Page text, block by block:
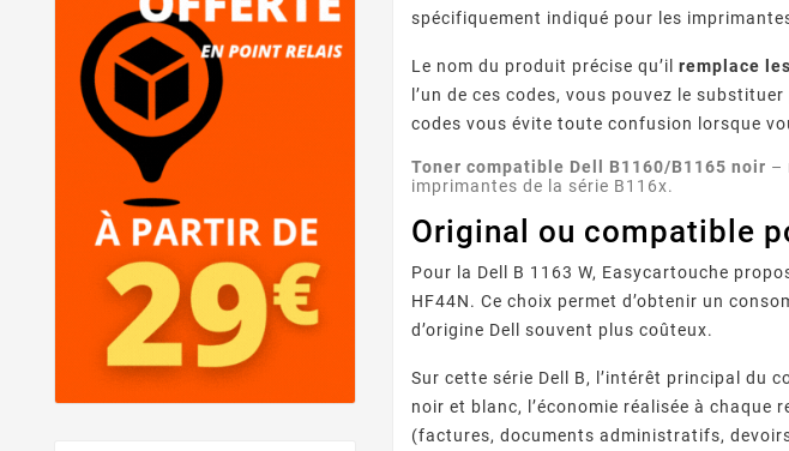
spécifiquement indiqué pour les
Le nom du produit précise qu’ilremplace
l’un de ces codes, vous pouvez le
codes vous évite toute confusion lorsque
Toner compatible Dell B1160/B1165 noir –
imprimantes de la série B116x.
Original ou compatible
Pour la Dell B 1163 W, Easycartouche
HF44N. Ce choix permet d’obtenir un
d’origine Dell souvent plus coûteux.
Sur cette série Dell B, l’intérêt principal du
noir et blanc, l’économie réalisée à chaque
(factures, documents administratifs,